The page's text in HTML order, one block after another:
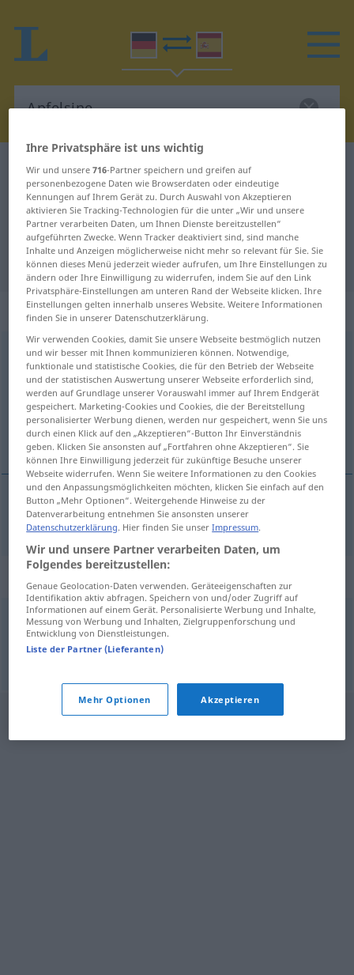
Deutsch-Spanisch Wörterbuch Apfelsine
Deutsch-Spanisch Übersetzung für
"Apfelsine"
"Apfelsine" Spanisch Übersetzung
„Apfelsine“: Femininum
Apfelsine [apfəlˈziːnə] f <Apfelsine;Apfelsinen>
Übersicht aller Übersetzungen
(Für mehr Details die Übersetzung anklicken/antippen)
naranja
naranjaf Apfelsine
Synonyme für "Apfelsine"
Orange
Ihre Privatsphäre ist uns wichtig
Wir und unsere716-Partner speichern und greifen auf
personenbezogene Daten wie Browserdaten oder eindeutige
Kennungen auf Ihrem Gerät zu. Durch Auswahl von Akzeptieren
aktivieren Sie Tracking-Technologien für die unter „Wir und unsere
Partner verarbeiten Daten, um Ihnen Dienste bereitzustellen“
aufgeführten Zwecke. Wenn Tracker deaktiviert sind, sind manche
Inhalte und Anzeigen möglicherweise nicht mehr so relevant für Sie. Sie
können dieses Menü jederzeit wieder aufrufen, um Ihre Einstellungen zu
ändern oder Ihre Einwilligung zu widerrufen, indem Sie auf den Link
Privatsphäre-Einstellungen am unteren Rand der Webseite klicken. Ihre
Einstellungen gelten innerhalb unseres Website. Weitere Informationen
finden Sie in unserer Datenschutzerklärung.
Wir verwenden Cookies, damit Sie unsere Webseite bestmöglich nutzen
und wir besser mit Ihnen kommunizieren können. Notwendige,
funktionale und statistische Cookies, die für den Betrieb der Webseite
und der statistischen Auswertung unserer Webseite erforderlich sind,
werden auf Grundlage unserer Vorauswahl immer auf Ihrem Endgerät
gespeichert. Marketing-Cookies und Cookies, die der Bereitstellung
personalisierter Werbung dienen, werden nur gespeichert, wenn Sie uns
durch einen Klick auf den „Akzeptieren“-Button Ihr Einverständnis
geben. Klicken Sie ansonsten auf „Fortfahren ohne Akzeptieren“. Sie
können Ihre Einwilligung jederzeit für zukünftige Besuche unserer
Webseite widerrufen. Wenn Sie weitere Informationen zu den Cookies
und den Anpassungsmöglichkeiten möchten, klicken Sie einfach auf den
Button „Mehr Optionen“. Weitergehende Hinweise zu der
Datenverarbeitung entnehmen Sie ansonsten unserer
Datenschutzerklärung. Hier finden Sie unserImpressum.
Wir und unsere Partner verarbeiten Daten, um
Folgendes bereitzustellen:
Genaue Geolocation-Daten verwenden. Geräteeigenschaften zur
Identifikation aktiv abfragen. Speichern von und/oder Zugriff auf
Informationen auf einem Gerät. Personalisierte Werbung und Inhalte,
Messung von Werbung und Inhalten, Zielgruppenforschung und
Entwicklung von Dienstleistungen.
Liste der Partner (Lieferanten)
Mehr Optionen Akzeptieren